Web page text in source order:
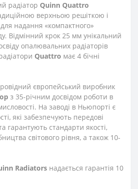
радіатор Quinn Quattro
верхньою решіткою і
надання «компактного»
Відмінний крок 25 мм унікальний
опалювальних радіаторів
Quattro має 4 бічні
європейський виробник
з 35-річним досвідом роботи в
На заводі в Ньюпорті є
які забезпечують передові
гарантують стандарти якості,
світового рівня, а також 10-
Radiators надається гарантія 10